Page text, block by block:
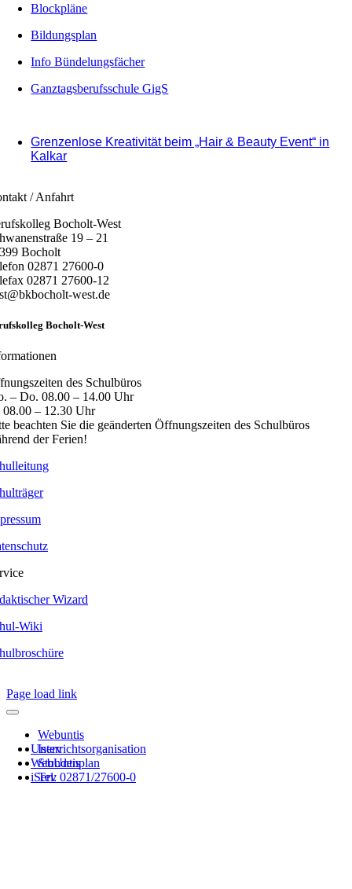
Blockpläne
Bildungsplan
Info Bündelungsfächer
Ganztagsberufsschule GigS
Grenzenlose Kreativität beim „Hair & Beauty Event“ in
Kalkar
/ Anfahrt
Bocholt-West
19 – 21
Bocholt
02871 27600-0
02871 27600-12
west.de
Bocholt-West
des Schulbüros
– Do. 08.00 – 14.00 Uhr
08.00 – 12.30 Uhr
beachten Sie die geänderten Öffnungszeiten des Schulbüros
der Ferien!
Wizard
Wiki
Page load link
Unterrichtsorganisation
WebUntis
iServ
Webuntis
Iserv
Stundenplan
Tel: 02871/27600-0